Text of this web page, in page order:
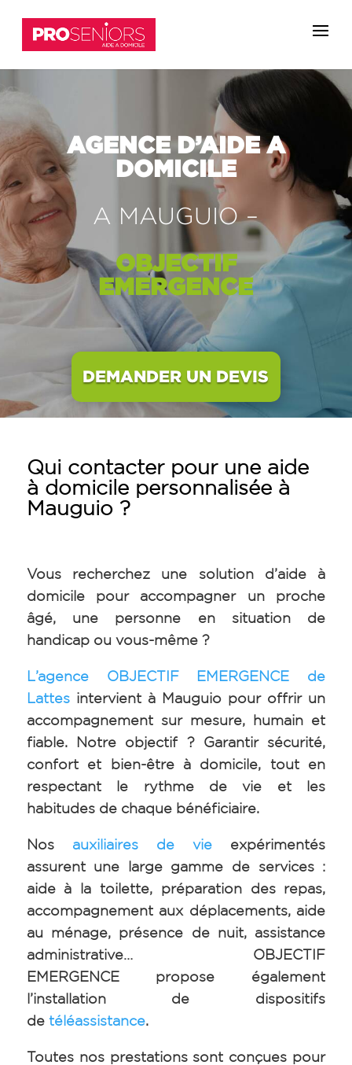
AGENCE D’AIDEA
DOMICILE
A MAUGUIO –
OBJECTIF
EMERGENCE
DEMANDER UN DEVIS
Qui contacter pour une aide
à domicile personnalisée à
Mauguio?
Vous recherchez une solution d’aide à
domicilepour accompagner un proche
âgé, une personne en situation de
handicap ou vous-même ?
L’agence OBJECTIF EMERGENCE de
Lattesintervient à Mauguio pour offrir un
accompagnement sur mesure, humain et
fiable. Notre objectif ? Garantir sécurité,
confort et bien-être à domicile, tout en
respectant le rythme de vie et les
habitudes de chaque bénéficiaire.
Nos auxiliaires de vie expérimentés
assurent une large gamme de services :
aide à la toilette, préparation des repas,
accompagnement aux déplacements, aide
au ménage, présence de nuit, assistance
administrative… OBJECTIF
EMERGENCE propose également
l’installation de dispositifs
de téléassistance.
Toutes nos prestations sont conçues pour